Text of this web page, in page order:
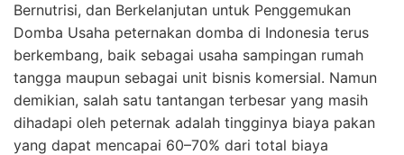
Bernutrisi, dan Berkelanjutan untuk Penggemukan
Domba Usaha peternakan domba di Indonesia terus
berkembang, baik sebagai usaha sampingan rumah
tangga maupun sebagai unit bisnis komersial. Namun
demikian, salah satu tantangan terbesar yang masih
dihadapi oleh peternak adalah tingginya biaya pakan
yang dapat mencapai 60–70% dari total biaya